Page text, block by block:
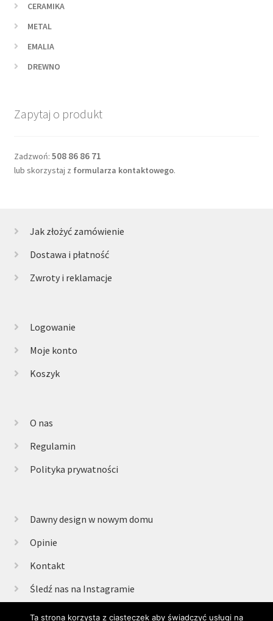
CERAMIKA
METAL
EMALIA
DREWNO
Zapytaj o produkt
Zadzwoń: 508 86 86 71
lub skorzystaj z formularza kontaktowego.
Jak złożyć zamówienie
Dostawa i płatność
Zwroty i reklamacje
Logowanie
Moje konto
Koszyk
O nas
Regulamin
Polityka prywatności
Dawny design w nowym domu
Opinie
Kontakt
Śledź nas na Instagramie
Ta strona korzysta z ciasteczek aby świadczyć usługi na